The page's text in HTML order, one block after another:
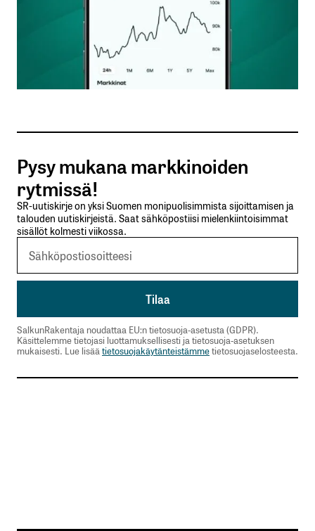
Nimesi tai nimimerkkisi
Sähköpostiosoitteesi
Tilaa SalkunRakentajan uutiskirje
Lähetä kommentti
Pysy mukana markkinoiden
rytmissä!
SR-uutiskirje on yksi Suomen monipuolisimmista sijoittamisen ja
talouden uutiskirjeistä. Saat sähköpostiisi mielenkiintoisimmat
sisällöt kolmesti viikossa.
SalkunRakentaja noudattaa EU:n tietosuoja-asetusta (GDPR).
Käsittelemme tietojasi luottamuksellisesti ja tietosuoja-asetuksen
mukaisesti. Lue lisää tietosuojakäytänteistämmetietosuojaselosteesta.